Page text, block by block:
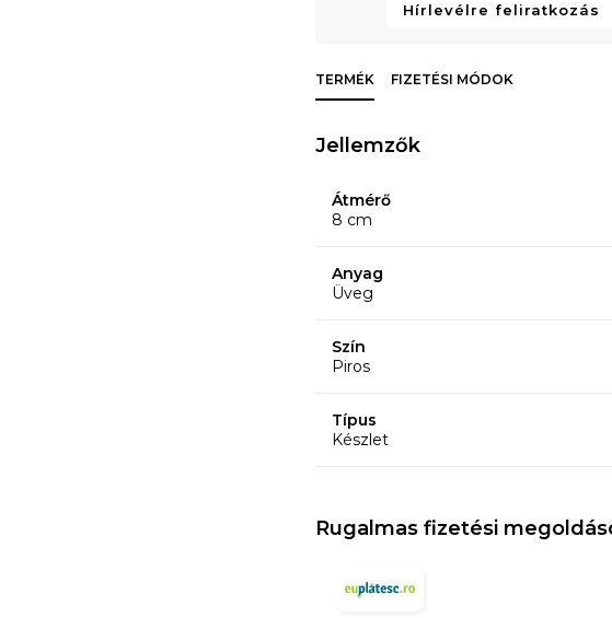
Hírlevélre feliratkozás
TERMÉK FIZETÉSI MÓDOK
Jellemzők
Átmérő
8 cm
Anyag
Üveg
Szín
Piros
Típus
Készlet
Rugalmas fizetési